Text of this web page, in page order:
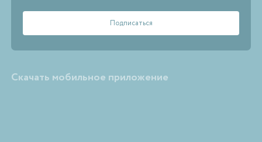
Скачать мобильное приложение